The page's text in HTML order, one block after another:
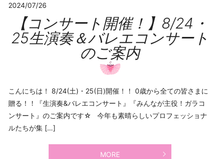
2024/07/26
【コンサート開催！】8/24・
25生演奏＆バレエコンサート
のご案内
こんにちは！ 8/24(土)・25(日)開催！！ 0歳から全ての皆さまに
贈る！！『生演奏&バレエコンサート』『みんなが主役！ガラコ
ンサート』のご案内です☆ 今年も素晴らしいプロフェッショナ
ルたちが集 […]
MORE